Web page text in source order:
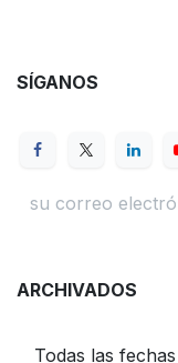
SÍGANOS
ARCHIVADOS